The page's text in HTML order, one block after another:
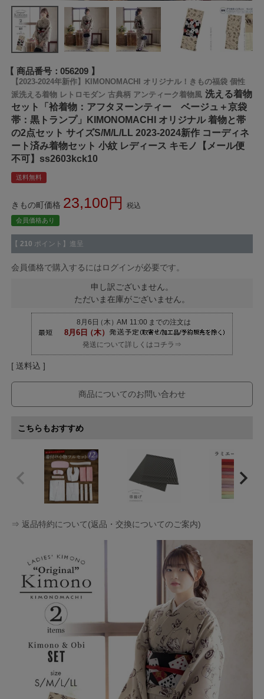
商品番号 056209
【2023-2024年新作】KIMONOMACHI オリジナル！きもの福袋 個性
派洗える着物 レトロモダン 古典柄 アンティーク着物風 洗える着物
セット「袷着物：アフタヌーンティー ベージュ＋京袋
帯：黒トランプ」KIMONOMACHI オリジナル 着物と帯
の2点セット サイズS/M/L/LL 2023-2024新作 コーディネ
ート済み着物セット 小紋 レディース キモノ【メール便
不可】ss2603kck10
送料無料
きもの町価格 23,100 税込
会員価格あり
【 210 ポイント】進呈
会員価格で購入するにはログインが必要です。
申し訳ございません。
ただいま在庫がございません。
発送について詳しくはコチラ⇒
送料込
商品についてのお問い合わせ
こちらもおすすめ
⇒ 返品特約について(返品・交換についてのご案内)